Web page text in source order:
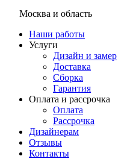
Москва и область
Наши работы
Услуги
Дизайн и замер
Доставка
Сборка
Гарантия
Оплата и рассрочка
Оплата
Рассрочка
Дизайнерам
Отзывы
Контакты